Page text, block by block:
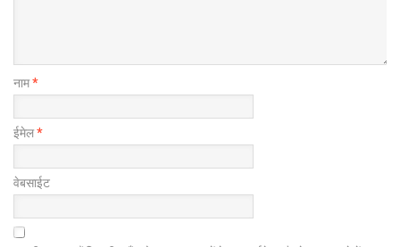
नाम*
ईमेल*
वेबसाईट